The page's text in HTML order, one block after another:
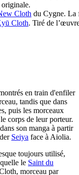
Cloth du Cygne. La
Cloth. Tiré de
en train d'enfiler
tandis que dans
puis les morceaux
corps de leur porteur.
son manga à partir
Seiya face à Aiolia.
toujours utilisé,
le Saint du
morceau par